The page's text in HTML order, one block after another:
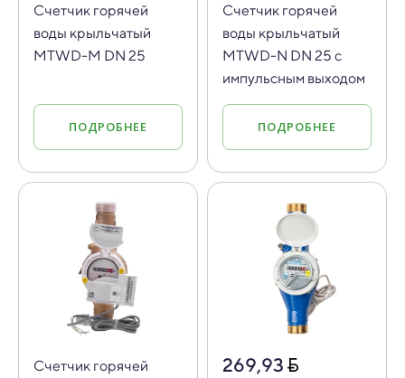
Счетчик горячей
воды крыльчатый
MTWD-M DN 25
ПОДРОБНЕЕ
Счетчик горячей
воды крыльчатый
MTWD-N DN 25 с
импульсным выходом
ПОДРОБНЕЕ
Счетчик горячей
269,93